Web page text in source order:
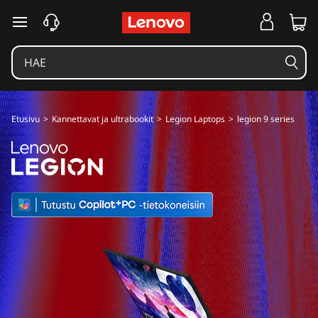
e
g
i
o
n
9
-
s
a
siirry pääsisältöön
Etusivu > Kannettavat ja ultrabookit > Legion Laptops > legion 9 series